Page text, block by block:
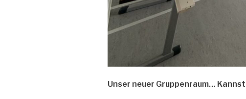
Unser neuer Gruppenraum…